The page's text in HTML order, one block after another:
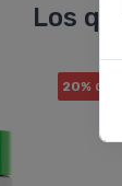
Los
20% OFF